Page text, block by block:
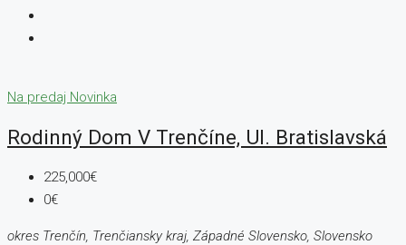
Na predaj Novinka
Rodinný Dom V Trenčíne, Ul. Bratislavská
225,000€
0€
okres Trenčín, Trenčiansky kraj, Západné Slovensko, Slovensko